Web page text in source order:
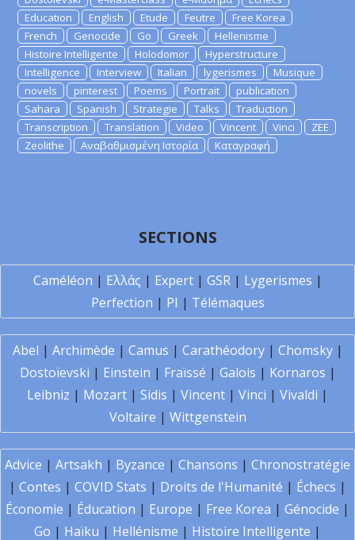
Education
English Etude Feutre
Free Korea
French
Genocide Go Greek
Hellenisme
Histoire Intelligente
Holodomor
Hyperstructure
Intelligence
Interview Italian lygerismes
Musique
novels
pinterest Poems Portrait
publication
Sahara
Spanish Strategie Talks
Traduction
Transcription
Translation Video Vincent Vinci
ZEE
Zeolithe
Αναβαθμισμένη Ιστορία Καταγραφή
SECTIONS
Caméléon | Ελλάς | Expert| GSR| Lygerismes |
Perfection | PI | Télémaques
Abel | Archimède | Camus | Carathéodory| Chomsky|
Dostoïevski | Einstein | Fraïssé | Galois | Kornaros |
Leibniz | Mozart | Sidis | Vincent | Vinci | Vivaldi |
Voltaire | Wittgenstein
Advice | Artsakh | Byzance | Chansons | Chronostratégie
| Contes | COVID Stats | Droits de l'Humanité | Échecs |
Économie | Éducation | Europe | Free Korea | Génocide |
Go | Haïku | Hellénisme | Histoire Intelligente |